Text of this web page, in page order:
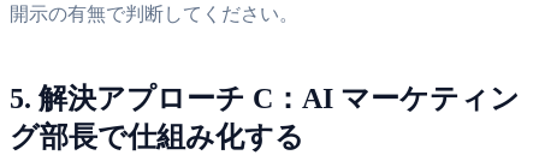
開示の有無で判断してください。
5. 解決アプローチ C：AI マーケティン
グ部長で仕組み化する